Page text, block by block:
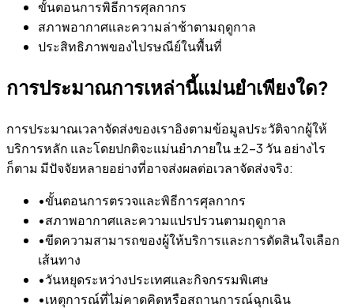
ขั้นตอนการพิธีการศุลกากร
สภาพอากาศและความล่าช้าตามฤดูกาล
ประสิทธิภาพของไปรษณีย์ในพื้นที่
การประมาณการเหล่านี้แม่นยำเพียงใด?
การประมาณเวลาจัดส่งของเราอิงตามข้อมูลประวัติจากผู้ให้
บริการหลัก และโดยปกติจะแม่นยำภายใน ±2-3 วัน อย่างไร
ก็ตาม มีปัจจัยหลายอย่างที่อาจส่งผลต่อเวลาจัดส่งจริง:
•ขั้นตอนการตรวจและพิธีการศุลกากร
•สภาพอากาศและความแปรปรวนตามฤดูกาล
•ขีดความสามารถของผู้ให้บริการและการตัดสินใจเลือก
เส้นทาง
•วันหยุดระหว่างประเทศและกิจกรรมพิเศษ
•เหตุการณ์ที่ไม่คาดคิดหรือสถานการณ์ฉุกเฉิน